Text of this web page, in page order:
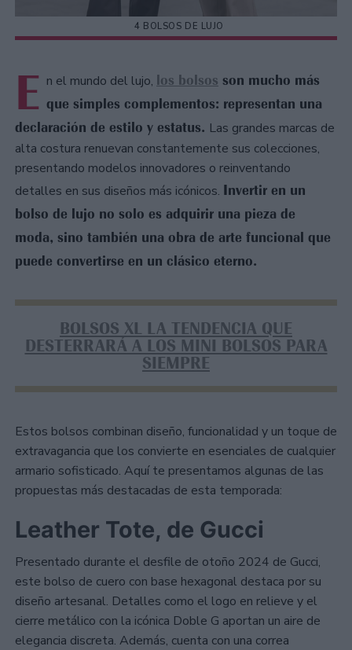
4 BOLSOS DE LUJO
E n el mundo del lujo, los bolsos son mucho más
que simples complementos: representan una
declaración de estilo y estatus. Las grandes marcas de
alta costura renuevan constantemente sus colecciones,
presentando modelos innovadores o reinventando
detalles en sus diseños más icónicos. Invertir en un
bolso de lujo no solo es adquirir una pieza de
moda, sino también una obra de arte funcional que
puede convertirse en un clásico eterno.
BOLSOS XL LA TENDENCIA QUE
DESTERRARÁ A LOS MINI BOLSOS PARA
SIEMPRE
Estos bolsos combinan diseño, funcionalidad y un toque de
extravagancia que los convierte en esenciales de cualquier
armario sofisticado. Aquí te presentamos algunas de las
propuestas más destacadas de esta temporada:
Leather Tote, de Gucci
Presentado durante el desfile de otoño 2024 de Gucci,
este bolso de cuero con base hexagonal destaca por su
diseño artesanal. Detalles como el logo en relieve y el
cierre metálico con la icónica Doble G aportan un aire de
elegancia discreta. Además, cuenta con una correa